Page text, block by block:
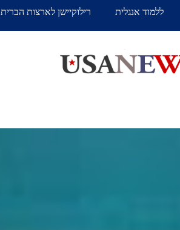
ללמוד אנגלית רילוקיישן לארצות הברית